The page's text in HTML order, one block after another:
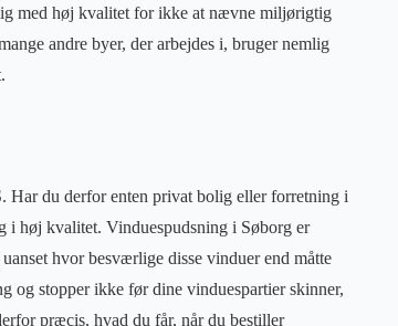
med høj kvalitet for ikke at nævne miljørigtig
andre byer, der arbejdes i, bruger nemlig
Har du derfor enten privat bolig eller forretning i
i høj kvalitet. Vinduespudsning i Søborg er
hvor besværlige disse vinduer end måtte
og stopper ikke før dine vinduespartier skinner,
præcis, hvad du får, når du bestiller